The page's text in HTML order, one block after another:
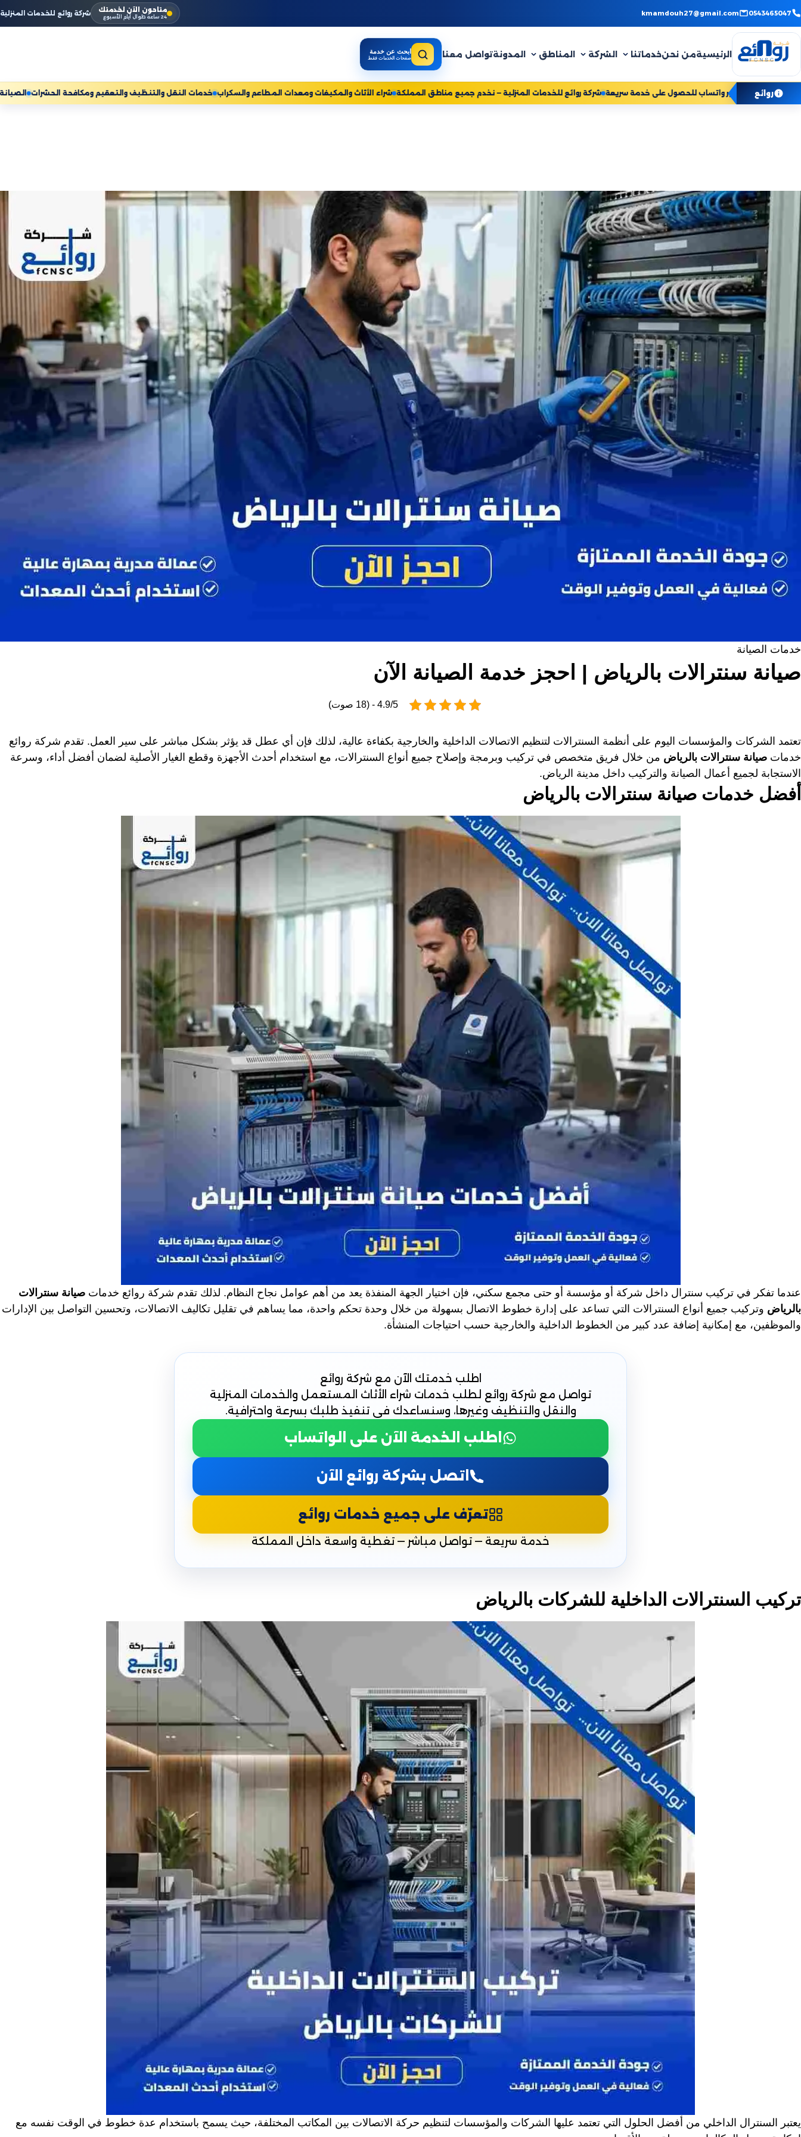
Skip
to
content
0543465047
kmamdouh27@gmail.com متاحون الآن لخدمتك
24 ساعة طوال أيام الأسبوع شركة روائع للخدمات المنزلية
الرئيسيةمن نحنخدماتنا الشركة المناطق المدونةتواصل معنا ابحث عن خدمة
صفحات الخدمات فقط
روائع شركة روائع للخدمات المنزلية — نخدم جميع مناطق المملكة شراء الأثاث والمكيفات ومعدات المطاعم والسكراب خدمات النقل والتنظيف والتعقيم تواصل معنا الآن عبر واتساب للحصول على خدمة سريعة
خدمات الصيانة
صيانة سنترالات بالرياض | احجز خدمة الصيانة الآن
4.9/5 - (18 صوت)
تعتمد الشركات والمؤسسات اليوم على أنظمة السنترالات لتنظيم الاتصالات الداخلية والخارجية بكفاءة عالية، لذلك فإن أي عطل قد يؤثر بشكل مباشر على سير العمل. تقدم شركة روائع
خدمات صيانة سنترالات بالرياض من خلال فريق متخصص في تركيب وبرمجة وإصلاح جميع أنواع السنترالات، مع استخدام أحدث الأجهزة وقطع الغيار الأصلية لضمان أفضل أداء، وسرعة
الاستجابة لجميع أعمال الصيانة والتركيب داخل مدينة الرياض.
أفضل خدمات صيانة سنترالات بالرياض
عندما تفكر في تركيب سنترال داخل شركة أو مؤسسة أو حتى مجمع سكني، فإن اختيار الجهة المنفذة يعد من أهم عوامل نجاح النظام. لذلك تقدم شركة روائع خدمات صيانة سنترالات
بالرياض وتركيب جميع أنواع السنترالات التي تساعد على إدارة خطوط الاتصال بسهولة من خلال وحدة تحكم واحدة، مما يساهم في تقليل تكاليف الاتصالات، وتحسين التواصل بين الإدارات
والموظفين، مع إمكانية إضافة عدد كبير من الخطوط الداخلية والخارجية حسب احتياجات المنشأة.
اطلب خدمتك الآن مع شركة روائع
تواصل مع شركة روائع لطلب خدمات شراء الأثاث المستعمل والخدمات المنزلية
والنقل والتنظيف وغيرها، وسنساعدك في تنفيذ طلبك بسرعة واحترافية.
اطلب الخدمة الآن على الواتساب
اتصل بشركة روائع الآن
تعرّف على جميع خدمات روائع
خدمة سريعة — تواصل مباشر — تغطية واسعة داخل المملكة
تركيب السنترالات الداخلية للشركات بالرياض
يعتبر السنترال الداخلي من أفضل الحلول التي تعتمد عليها الشركات والمؤسسات لتنظيم حركة الاتصالات بين المكاتب المختلفة، حيث يسمح باستخدام عدة خطوط في الوقت نفسه مع